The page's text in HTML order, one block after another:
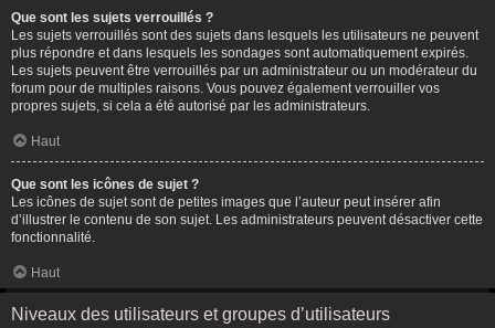
Que sont les sujets verrouillés ?
Les sujets verrouillés sont des sujets dans lesquels les utilisateurs ne peuvent
plus répondre et dans lesquels les sondages sont automatiquement expirés.
Les sujets peuvent être verrouillés par un administrateur ou un modérateur du
forum pour de multiples raisons. Vous pouvez également verrouiller vos
propres sujets, si cela a été autorisé par les administrateurs.
Haut
Que sont les icônes de sujet ?
Les icônes de sujet sont de petites images que l’auteur peut insérer afin
d’illustrer le contenu de son sujet. Les administrateurs peuvent désactiver cette
fonctionnalité.
Haut
Niveaux des utilisateurs et groupes d’utilisateurs